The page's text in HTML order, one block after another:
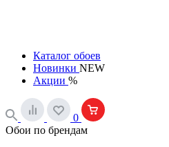
Каталог обоев
Новинки NEW
Акции %
0
Обои по брендам